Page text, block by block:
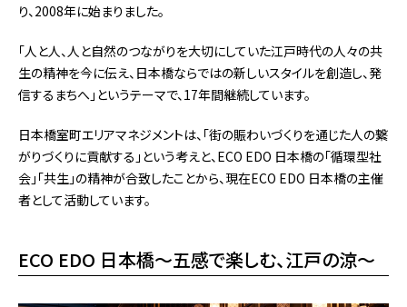
り、2008年に始まりました。
「人と人、人と自然のつながりを大切にしていた江戸時代の人々の共
生の精神を今に伝え、日本橋ならではの新しいスタイルを創造し、発
信するまちへ」というテーマで、17年間継続しています。
日本橋室町エリアマネジメントは、「街の賑わいづくりを通じた人の繋
がりづくりに貢献する」という考えと、ECO EDO 日本橋の「循環型社
会」「共生」の精神が合致したことから、現在ECO EDO 日本橋の主催
者として活動しています。
ECO EDO 日本橋～五感で楽しむ、江戸の涼～